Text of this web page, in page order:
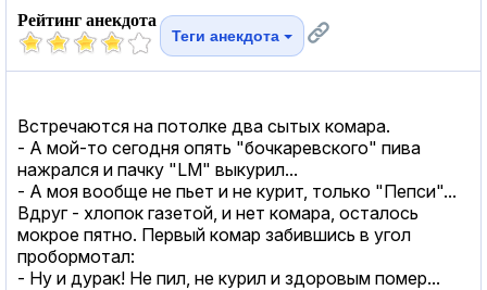
Рейтинг анекдота
Теги анекдота
Встречаются на потолке два сытых комара.
- А мой-то сегодня опять "бочкаревского" пива
нажрался и пачку "LМ" выкурил...
- А моя вообще не пьет и не курит, только "Пепси"...
Вдруг - хлопок газетой, и нет комара, осталось
мокрое пятно. Первый комар забившись в угол
пробормотал:
- Ну и дурак! Не пил, не курил и здоровым помер...